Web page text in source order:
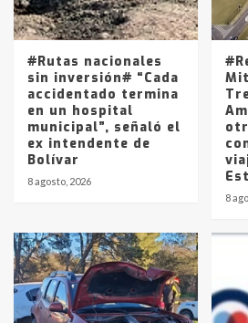
5
La Pampa, desde
entre 857 a 1338
#Rutas nacionales
sin inversión# “Cada
accidentado termina
en un hospital
municipal”, señaló el
ex intendente de
Bolívar
8 agosto, 2026
8